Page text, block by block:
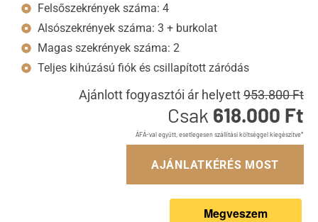
Felsőszekrények száma: 4
Alsószekrények száma: 3 + burkolat
Magas szekrények száma: 2
Teljes kihúzású fiók és csillapított záródás
Ajánlott fogyasztói ár helyett953.800 Ft
Csak 618.000 Ft
ÁFÁ-val együtt, esetlegesen szállítási költséggel kiegészítve*
AJÁNLATKÉRÉS MOST